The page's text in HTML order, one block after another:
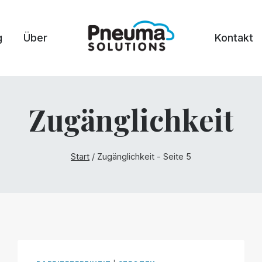
Über Kontakt
Zugänglichkeit
Start / Zugänglichkeit - Seite 5